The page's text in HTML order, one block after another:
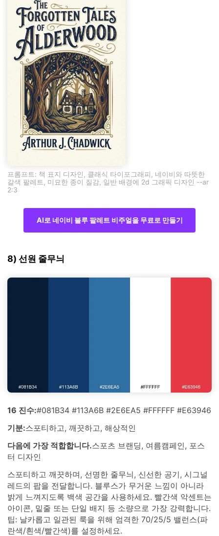
프롬프트: 책 표지 디자인, 클래식 타이포그래피, 네이비와 따뜻한
갈색 팔레트, 미묘한 종이 질감, 일반 배경에 2d 그래픽 디자인 --ar
2:3
AI로 네이비 블루 팔레트 비주얼을 무료로 만들기
8) 선원 줄무늬
16 진수:#081B34 #113A6B #2E6EA5 #FFFFFF #E63946
기분:스포티하고, 깨끗하고, 해상적인
다음에 가장 적합합니다.스포츠 브랜딩, 여름캠페인, 포스
터 디자인
스포티하고 깨끗하며, 선명한 줄무늬, 신선한 공기, 시그널
레드의 팝을 전달합니다. 블루스가 무거운 느낌이 아니라
밝게 느껴지도록 백색 공간을 사용하세요. 빨간색 악센트는
아이콘, 밑줄 또는 단일 배지 등 소량으로 가장 강력합니다.
팁: 날카롭고 일관된 룩을 위해 엄격한 70/25/5 밸런스(파
란색/흰색/빨간색)를 설정하세요.